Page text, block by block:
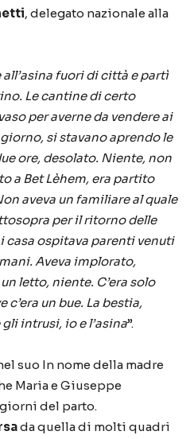
, delegato nazionale alla
fuori di città e partì
Le cantine di certo
per averne da vendere ai
si stavano aprendo le
ore, desolato. Niente, non
a Bet Lèhem, era partito
aveva un familiare al quale
per il ritorno delle
casa ospitava parenti venuti
Aveva implorato,
letto, niente. C’era solo
un bue. La bestia,
intrusi, io e l’asina”.
suo In nome della madre
Maria e Giuseppe
del parto.
da quella di molti quadri